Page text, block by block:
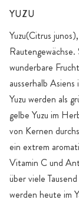
YUZU
Yuzu(Citrus
Rautengewächse.
wunderbare
ausserhalb
Yuzu werden als
gelbe Yuzu im
von Kernen
ein extrem
Vitamin C und
über viele
werden heute im